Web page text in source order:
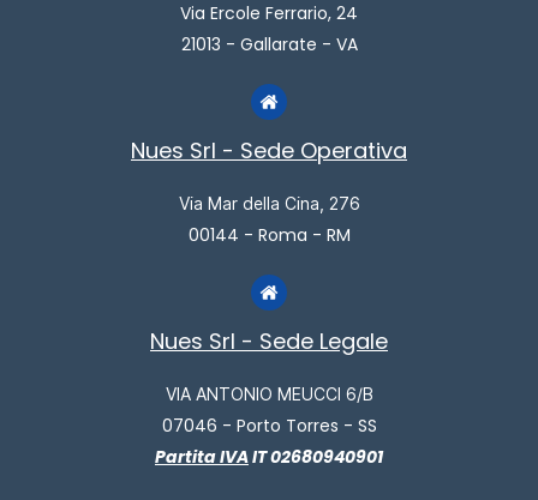
Via Ercole Ferrario, 24
21013 - Gallarate - VA
Nues Srl - Sede Operativa
Via Mar della Cina, 276
00144 - Roma - RM
Nues Srl - Sede Legale
VIA ANTONIO MEUCCI 6/B
07046 - Porto Torres - SS
Partita IVAIT 02680940901